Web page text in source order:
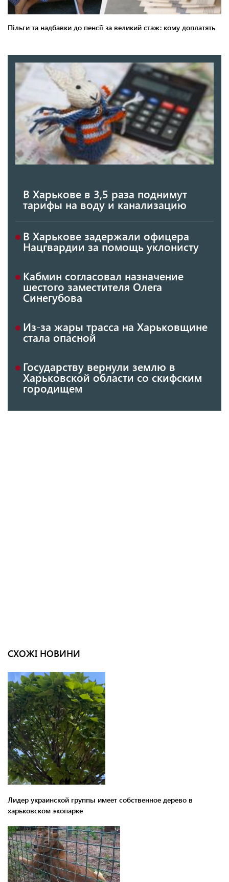
В Харькове в 3,5 раза поднимут
тарифы на воду и канализацию
В Харькове задержали офицера
Нацгвардии за помощь уклонисту
Кабмин согласовал назначение
шестого заместителя Олега
Синегубова
Из-за жары трасса на Харьковщине
стала опасной
Государству вернули землю в
Харьковской области со скифским
городищем
СХОЖІ НОВИНИ
Лидер украинской группы имеет собственное дерево в
харьковском экопарке